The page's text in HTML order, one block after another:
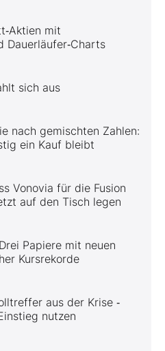
mit
Dauerläufer‑Charts
sich aus
nach gemischten Zahlen:
ein Kauf bleibt
Vonovia für die Fusion
auf den Tisch legen
Papiere mit neuen
Kursrekorde
aus der Krise ‑
nutzen